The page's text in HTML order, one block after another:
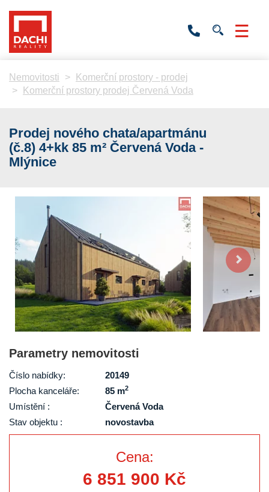
+420
Nemovitosti
Komerční prostory - prodej
Komerční prostory prodej Červená Voda
Prodej nového chata/apartmánu
(č.8) 4+kk 85 m² Červená Voda -
Mlýnice
Cena:
6 851 900 Kč
Parametry nemovitosti
Číslo nabídky:
20149
Plocha kanceláře:
85 m2
Umístění :
Červená Voda
Stav objektu :
novostavba